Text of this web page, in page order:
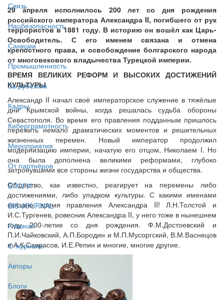
Связь
Нацбезопасность
Санкции
Промышленность
За рубежом
Кадры
Киберграмотность
Мероприятия
От партнёров
БЛОГИ
BIS JOURNAL
Главная
О журнале
Авторы
Блоги
29 апреля исполнилось 200 лет со дня рождения
российского императора Александра II, погибшего от рук
террористов в 1881 году. В историю он вошёл как Царь-
Освободитель. С его именем связана и отмена
крепостного права, и освобождение болгарского народа
от многовекового владычества Турецкой империи.
ВРЕМЯ ВЕЛИКИХ РЕФОРМ И ВЫСОКИХ ДОСТИЖЕНИЙ
КУЛЬТУРЫ
Александр II начал своё императорское служение в тяжёлые
дни Крымской войны, когда решалась судьба обороны
Севастополя. Во время его правления подданным пришлось
пережить немало драматических моментов и решительных
жизненных перемен. Новый император продолжил
модернизацию империи, начатую его отцом, Николаем I. Но
она была дополнена великими реформами, глубоко
затронувшими все стороны жизни государства и общества.
Общество, как известно, реагирует на перемены либо
достижениями, либо упадком культуры. С какими именами
связано время правления Александра II! Л.Н.Толстой и
И.С.Тургенев, ровесник Александра II, у него тоже в нынешнем
году 200-летие со дня рождения. Ф.М.Достоевский и
П.И.Чайковский, А.П.Бородин и М.П.Мусоргский, В.М.Васнецов
и А.К.Саврасов, И.Е.Репин и многие, многие другие.